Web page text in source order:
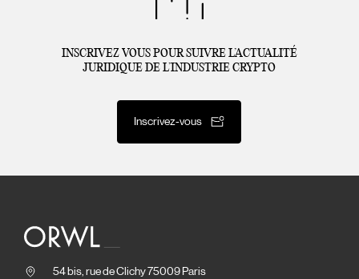
INSCRIVEZ VOUS POUR SUIVRE L’ACTUALITÉ
JURIDIQUE DE L’INDUSTRIE CRYPTO
Inscrivez-vous
54 bis, rue de Clichy 75009 Paris